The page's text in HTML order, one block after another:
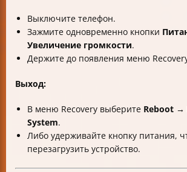
Выключите телефон.
Зажмите одновременно кнопки
Увеличение громкости.
Держите до появления меню
Выход:
В меню Recovery выберите Reboot →
System.
Либо удерживайте кнопку питания,
перезагрузить устройство.